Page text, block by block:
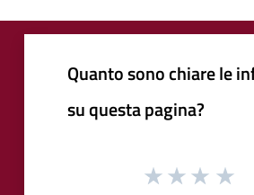
Quanto sono chiare le
su questa pagina?